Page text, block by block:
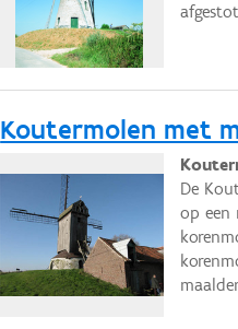
Koutermolen met
De
op een